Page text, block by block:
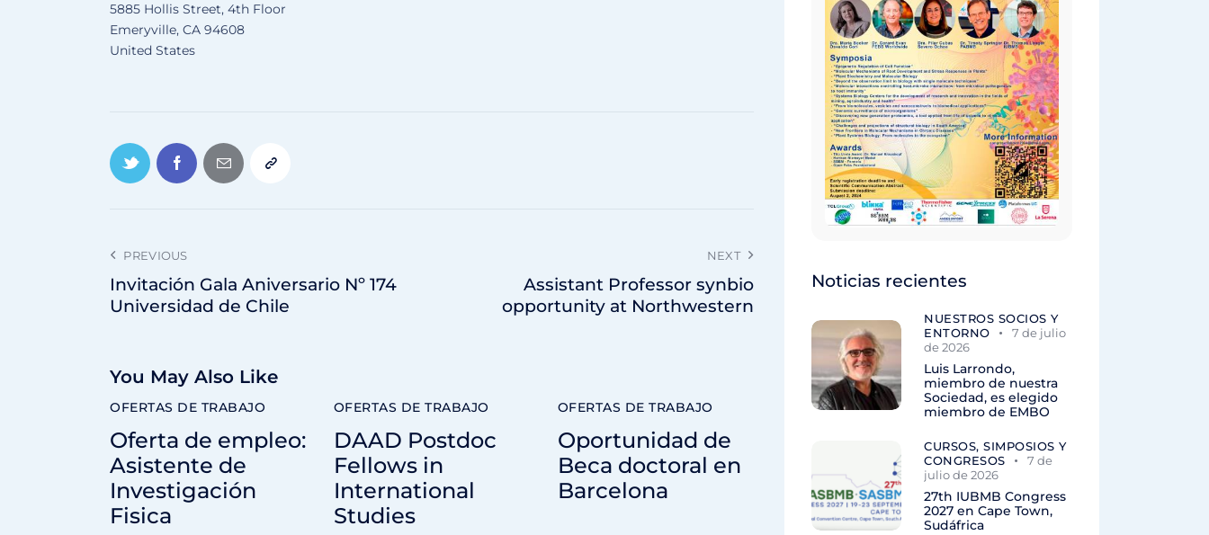
5885 Hollis Street, 4th Floor
Emeryville, CA 94608
United States
PREVIOUS
Invitación Gala Aniversario Nº 174
Universidad de Chile
NEXT
Assistant Professor synbio
opportunity at Northwestern
You May Also Like
OFERTAS DE TRABAJO
Oferta de empleo:
Asistente de
Investigación
Fisica
OFERTAS DE TRABAJO
DAAD Postdoc
Fellows in
International
Studies
OFERTAS DE TRABAJO
Oportunidad de
Beca doctoral en
Barcelona
Noticias recientes
NUESTROS SOCIOS Y
ENTORNO
7 de julio
de 2026
Luis Larrondo,
miembro de nuestra
Sociedad, es elegido
miembro de EMBO
CURSOS, SIMPOSIOS Y
CONGRESOS
7 de
julio de 2026
27th IUBMB Congress
2027 en Cape Town,
Sudáfrica